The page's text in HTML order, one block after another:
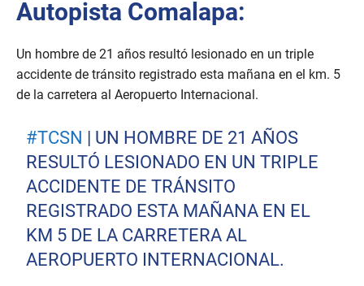
Autopista Comalapa:
Un hombre de 21 años resultó lesionado en un triple
accidente de tránsito registrado esta mañana en el km. 5
de la carretera al Aeropuerto Internacional.
#TCSN | UN HOMBRE DE 21 AÑOS
RESULTÓ LESIONADO EN UN TRIPLE
ACCIDENTE DE TRÁNSITO
REGISTRADO ESTA MAÑANA EN EL
KM 5 DE LA CARRETERA AL
AEROPUERTO INTERNACIONAL.